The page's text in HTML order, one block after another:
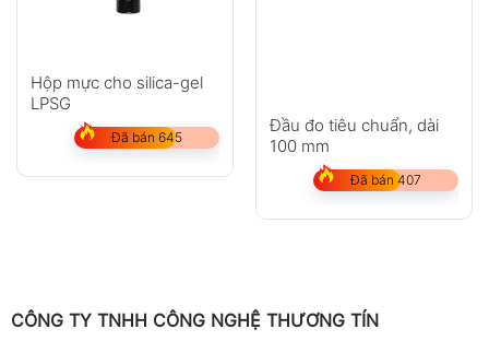
Hộp mực cho silica-gel
LPSG
Đã bán 645
Đầu đo tiêu chuẩn, dài
100 mm
Đã bán 407
CÔNG TY TNHH CÔNG NGHỆ THƯƠNG TÍN